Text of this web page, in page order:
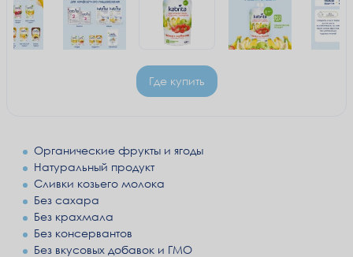
Где купить
Органические фрукты и ягоды
Натуральный продукт
Сливки козьего молока
Без сахара
Без крахмала
Без консервантов
Без вкусовых добавок и ГМО